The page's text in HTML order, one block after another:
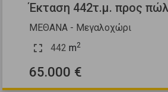
Έκταση 442τ.μ. προς
ΜΕΘΑΝΑ - Μεγαλοχώρι
442 m2
65.000 €